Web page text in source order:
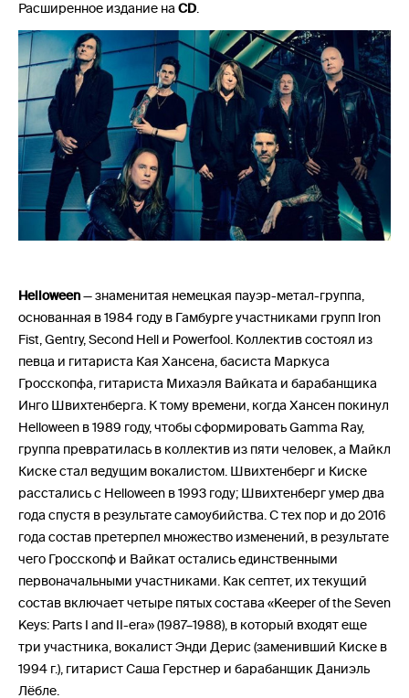
Расширенное издание на CD
Helloween— знаменитая немецкая пауэр-метал-группа,
основанная в 1984 году в Гамбурге участниками групп Iron
Fist, Gentry, Second Hell и Powerfool. Коллектив состоял из
певца и гитариста Кая Хансена, басиста Маркуса
Гросскопфа, гитариста Михаэля Вайката и барабанщика
Инго Швихтенберга. К тому времени, когда Хансен покинул
Helloween в 1989 году, чтобы сформировать Gamma Ray,
группа превратилась в коллектив из пяти человек, а Майкл
Киске стал ведущим вокалистом. Швихтенберг и Киске
расстались с Helloween в 1993 году; Швихтенберг умер два
года спустя в результате самоубийства. С тех пор и до 2016
года состав претерпел множество изменений, в результате
чего Гросскопф и Вайкат остались единственными
первоначальными участниками. Как септет, их текущий
состав включает четыре пятых состава «Keeper of the Seven
Keys: Parts I and II-era» (1987–1988), в который входят еще
три участника, вокалист Энди Дерис (заменивший Киске в
1994 г.), гитарист Саша Герстнер и барабанщик Даниэль
Лёбле.